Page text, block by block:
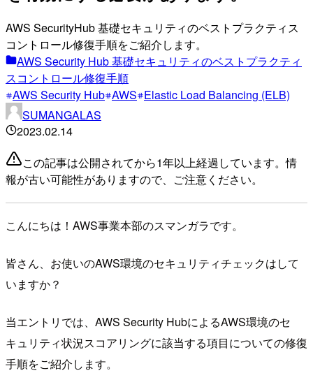
AWS SecurityHub 基礎セキュリティのベストプラクティス
コントロール修復手順をご紹介します。
AWS Security Hub 基礎セキュリティのベストプラクティ
スコントロール修復手順
AWS Security Hub AWS Elastic Load Balancing (ELB)
SUMANGALAS
2023.02.14
この記事は公開されてから1年以上経過しています。情
報が古い可能性がありますので、ご注意ください。
こんにちは！AWS事業本部のスマンガラです。
皆さん、お使いのAWS環境のセキュリティチェックはして
いますか？
当エントリでは、AWS Security HubによるAWS環境のセ
キュリティ状況スコアリングに該当する項目についての修復
手順をご紹介します。